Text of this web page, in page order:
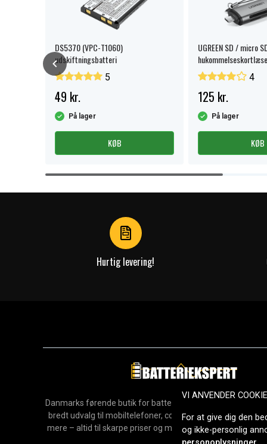
DS5370 (VPC-T1060)
udskiftningsbatteri
5
49 kr.
På lager
KØB
UGREEN SD / micro
USB-A
4
125 kr.
På lager
KØB
Item
Hurtig levering!
Danmarks førende butik for batterier, opladere og
bredt udvalg til mobiltelefoner, computere, værktøj,
mere – altid til skarpe priser og med hurtig levering.
2006.
VI ANVENDER
For at give dig den
og ikke-personlig